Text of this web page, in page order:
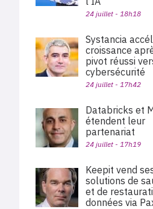
24 juillet - 18h18
Systancia
croissance
pivot réussi
cybersécurité
24 juillet - 17h42
Databricks et
étendent leur
partenariat
24 juillet - 17h19
Keepit vend
solutions de
et de
données via